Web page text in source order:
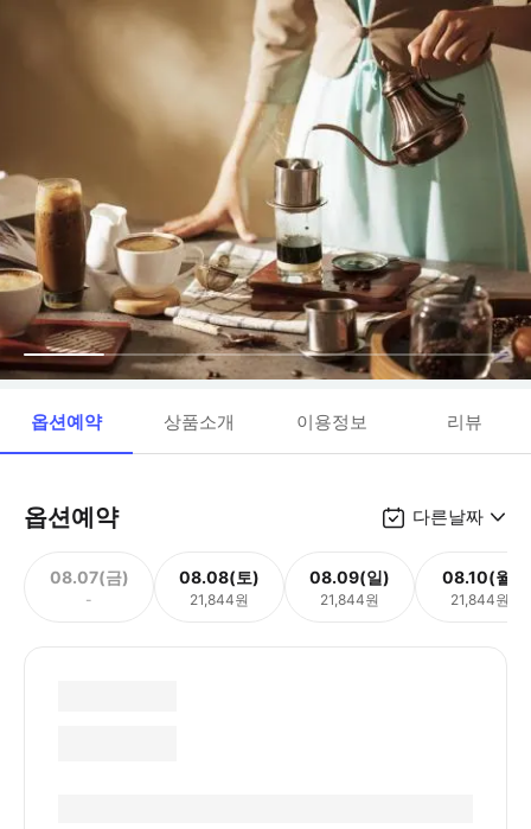
옵션예약 상품소개 이용정보 리뷰
옵션예약 다른날짜
08.07(금)
-
08.08(토)
21,844원
08.09(일)
21,844원
08.10(월)
21,844원